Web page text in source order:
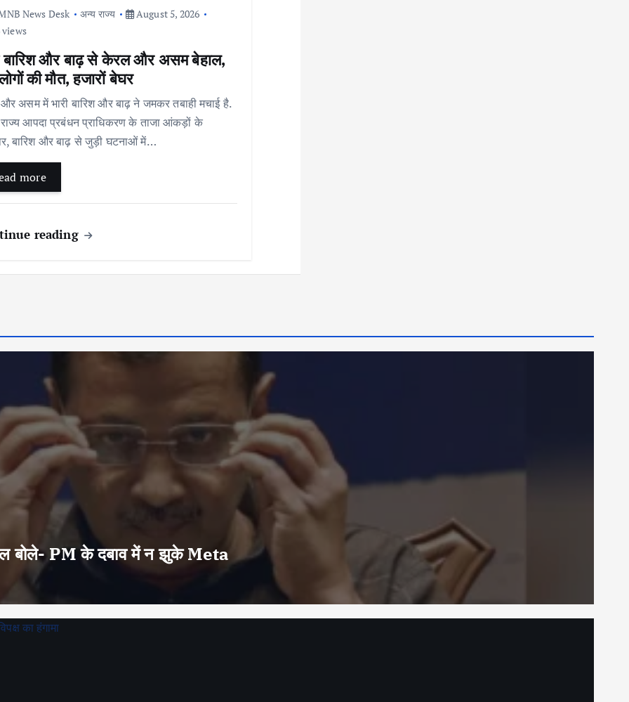
News Desk अन्य राज्य
August 5, 2026
views
बारिश और बाढ़ से केरल और असम बेहाल,
की मौत, हजारों बेघर
असम में भारी बारिश और बाढ़ ने जमकर तबाही मचाई है.
आपदा प्रबंधन प्राधिकरण के ताजा आंकड़ों के
बारिश और बाढ़ से जुड़ी घटनाओं में…
more
reading
बोले- PM के दबाव में न झुके Meta